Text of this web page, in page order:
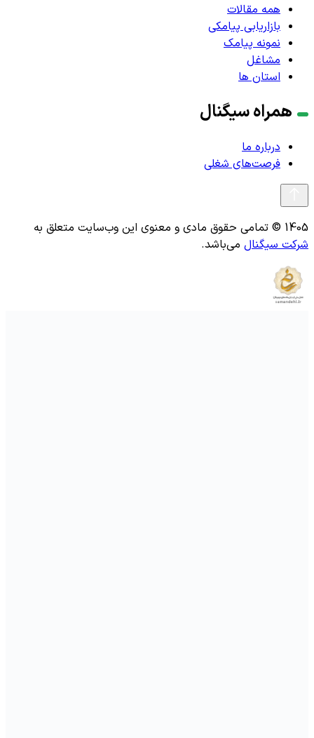
همه مقالات
بازاریابی پیامکی
نمونه پیامک
مشاغل
استان ها
همراه سیگنال
درباره ما
فرصت‌های شغلی
1405 © تمامی حقوق مادی و معنوی این وب‌سایت متعلق به
شرکت سیگنال می‌باشد.